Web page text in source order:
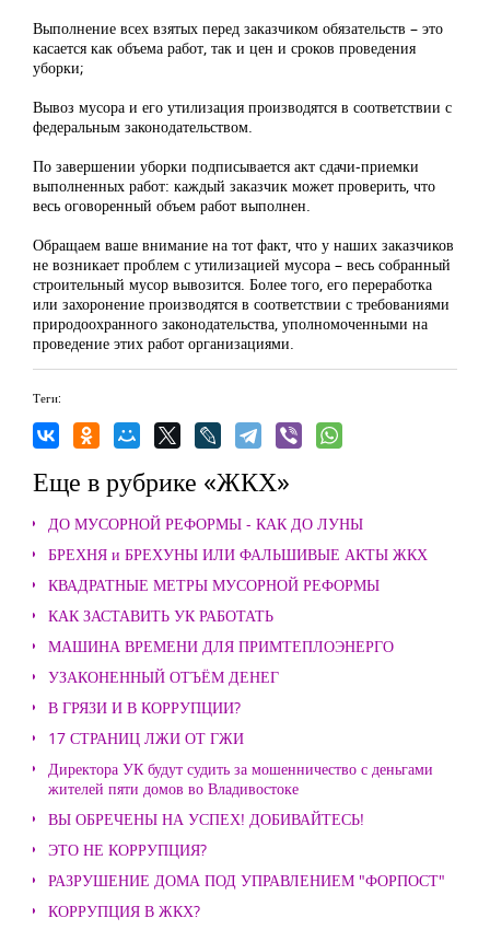
Выполнение всех взятых перед заказчиком обязательств – это
касается как объема работ, так и цен и сроков проведения
уборки;
Вывоз мусора и его утилизация производятся в соответствии с
федеральным законодательством.
По завершении уборки подписывается акт сдачи-приемки
выполненных работ: каждый заказчик может проверить, что
весь оговоренный объем работ выполнен.
Обращаем ваше внимание на тот факт, что у наших заказчиков
не возникает проблем с утилизацией мусора – весь собранный
строительный мусор вывозится. Более того, его переработка
или захоронение производятся в соответствии с требованиями
природоохранного законодательства, уполномоченными на
проведение этих работ организациями.
Теги:
Еще в рубрике «ЖКХ»
ДО МУСОРНОЙ РЕФОРМЫ - КАК ДО ЛУНЫ
БРЕХНЯ и БРЕХУНЫ ИЛИ ФАЛЬШИВЫЕ АКТЫ ЖКХ
КВАДРАТНЫЕ МЕТРЫ МУСОРНОЙ РЕФОРМЫ
КАК ЗАСТАВИТЬ УК РАБОТАТЬ
МАШИНА ВРЕМЕНИ ДЛЯ ПРИМТЕПЛОЭНЕРГО
УЗАКОНЕННЫЙ ОТЪЁМ ДЕНЕГ
В ГРЯЗИ И В КОРРУПЦИИ?
17 СТРАНИЦ ЛЖИ ОТ ГЖИ
Директора УК будут судить за мошенничество с деньгами
жителей пяти домов во Владивостоке
ВЫ ОБРЕЧЕНЫ НА УСПЕХ! ДОБИВАЙТЕСЬ!
ЭТО НЕ КОРРУПЦИЯ?
РАЗРУШЕНИЕ ДОМА ПОД УПРАВЛЕНИЕМ "ФОРПОСТ"
КОРРУПЦИЯ В ЖКХ?